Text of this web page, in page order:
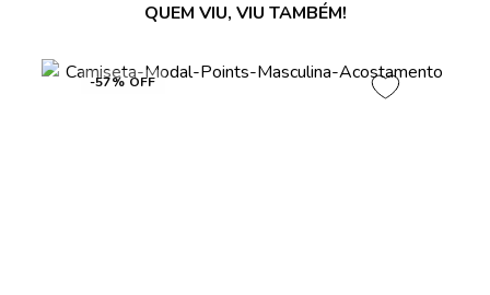
QUEM VIU, VIU TAMBÉM!
-57% OFF